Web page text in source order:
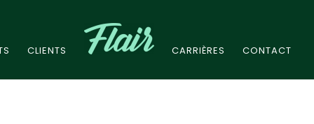
CLIENTS CARRIÈRES CONTACT